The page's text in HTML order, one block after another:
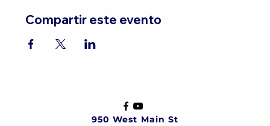
Compartir este evento
950 West Main St